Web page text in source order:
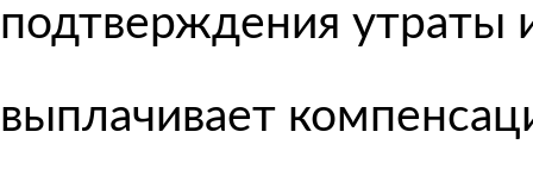
подтверждения утраты
выплачивает